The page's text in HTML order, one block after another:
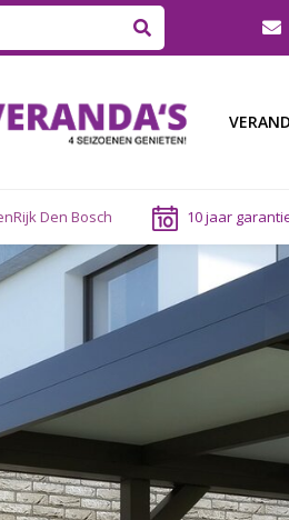
Den Bosch 10 jaar